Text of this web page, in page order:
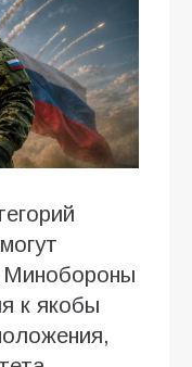
Минобороны
к якобы